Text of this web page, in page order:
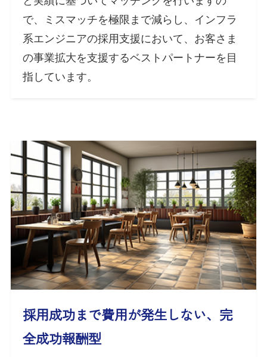
で、ミスマッチを極限まで減らし、インフラ
系エンジニアの採用支援において、お客さま
の事業拡大を支援するベストパートナーを目
指しています。
採用成功まで費用が発生しない、完
全成功報酬型